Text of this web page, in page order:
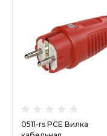
0511-rs PCE Вилка